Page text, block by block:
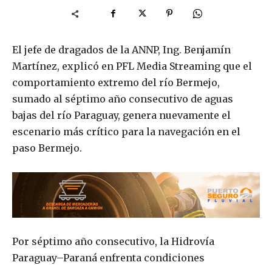
El jefe de dragados de la ANNP, Ing. Benjamín
Martínez, explicó en PFL Media Streaming que el
comportamiento extremo del río Bermejo,
sumado al séptimo año consecutivo de aguas
bajas del río Paraguay, genera nuevamente el
escenario más crítico para la navegación en el
paso Bermejo.
Por séptimo año consecutivo, la Hidrovía
Paraguay–Paraná enfrenta condiciones